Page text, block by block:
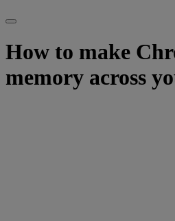
How to make
memory across